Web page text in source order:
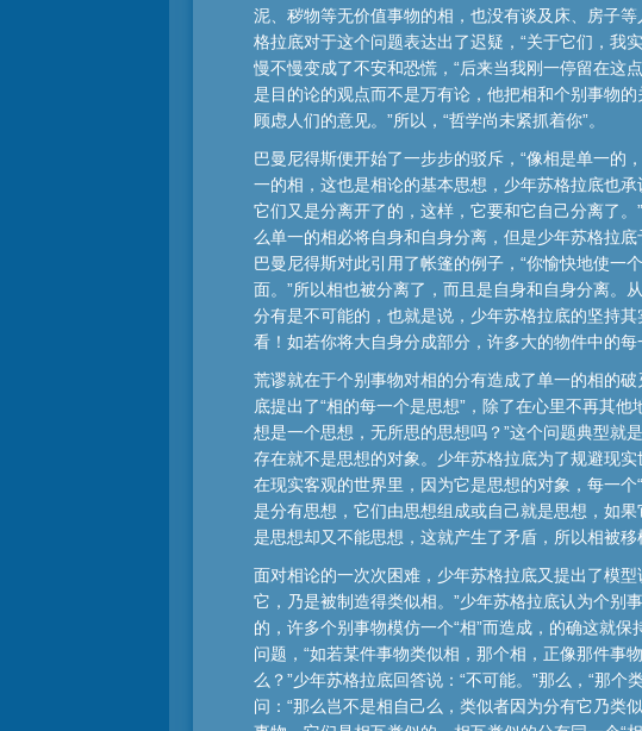
泥、秽物等无价值事物的相，也没有谈及床、房子
格拉底对于这个问题表达出了迟疑，“关于它们，我
慢不慢变成了不安和恐慌，“后来当我刚一停留在这
是目的论的观点而不是万有论，他把相和个别事物
顾虑人们的意见。”所以，“哲学尚未紧抓着你”。
巴曼尼得斯便开始了一步步的驳斥，“像相是单一的
一的相，这也是相论的基本思想，少年苏格拉底也
它们又是分离开了的，这样，它要和它自己分离了
么单一的相必将自身和自身分离，但是少年苏格拉
巴曼尼得斯对此引用了帐篷的例子，“你愉快地使一
面。”所以相也被分离了，而且是自身和自身分离。
分有是不可能的，也就是说，少年苏格拉底的坚持
看！如若你将大自身分成部分，许多大的物件中的
荒谬就在于个别事物对相的分有造成了单一的相的
底提出了“相的每一个是思想”，除了在心里不再其
想是一个思想，无所思的思想吗？”这个问题典型就
存在就不是思想的对象。少年苏格拉底为了规避现
在现实客观的世界里，因为它是思想的对象，每一
是分有思想，它们由思想组成或自己就是思想，如
是思想却又不能思想，这就产生了矛盾，所以相被
面对相论的一次次困难，少年苏格拉底又提出了模
它，乃是被制造得类似相。”少年苏格拉底认为个别
的，许多个别事物模仿一个“相”而造成，的确这就
问题，“如若某件事物类似相，那个相，正像那件事
么？”少年苏格拉底回答说：“不可能。”那么，“那
问：“那么岂不是相自己么，类似者因为分有它乃类